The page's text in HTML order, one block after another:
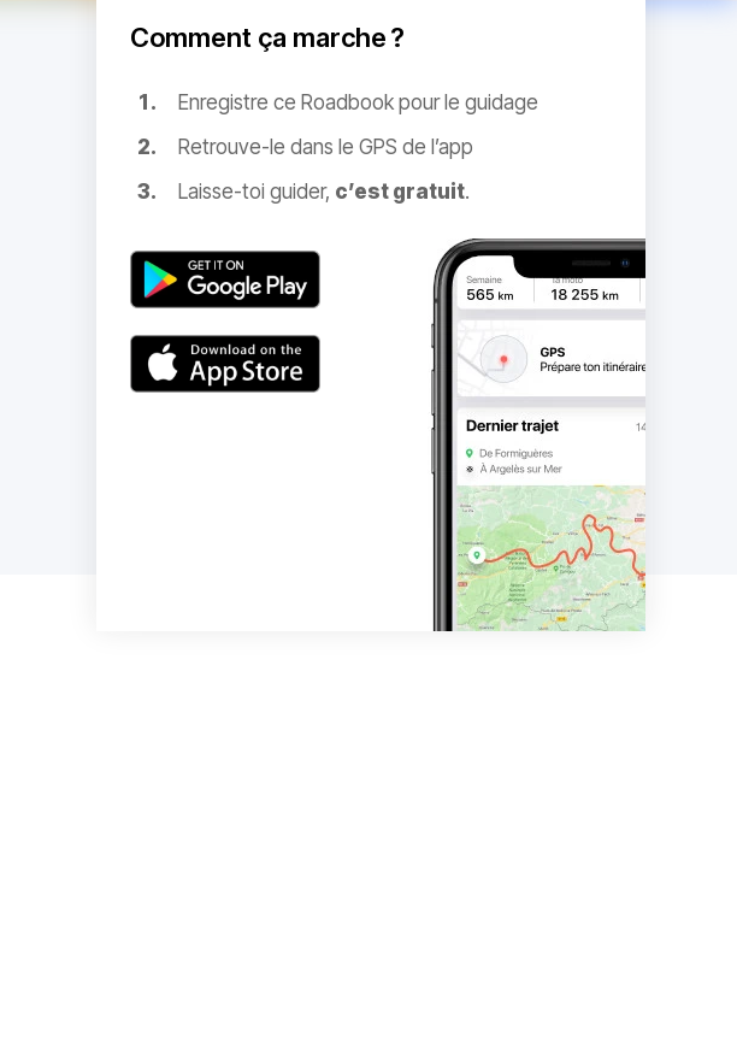
Comment ça marche ?
Enregistre ce Roadbook pour le guidage
Retrouve-le dans le GPS de l’app
Laisse-toi guider, c’est gratuit.